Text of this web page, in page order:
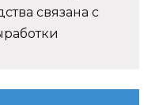
связана с